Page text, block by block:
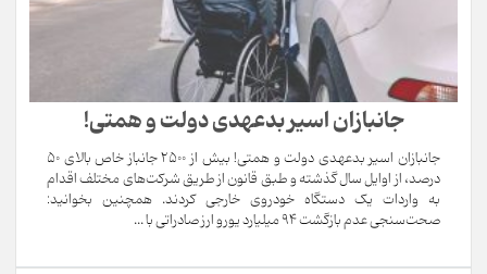
جانبازان اسیر بدعهدی دولت و همتی!
جانبازان اسیر بدعهدی دولت و همتی! بیش از ۲۵۰۰ جانباز خاص بالای ۵۰
درصد، از اوایل سال گذشته و طبق قانون از طریق شرکت‌های مختلف اقدام
به واردات یک دستگاه خودروی خارجی کردند. همچنین بخوانید:
صحت‌سنجی عدم‌ بازگشت 94 میلیارد یورو ارز صادراتی با ...